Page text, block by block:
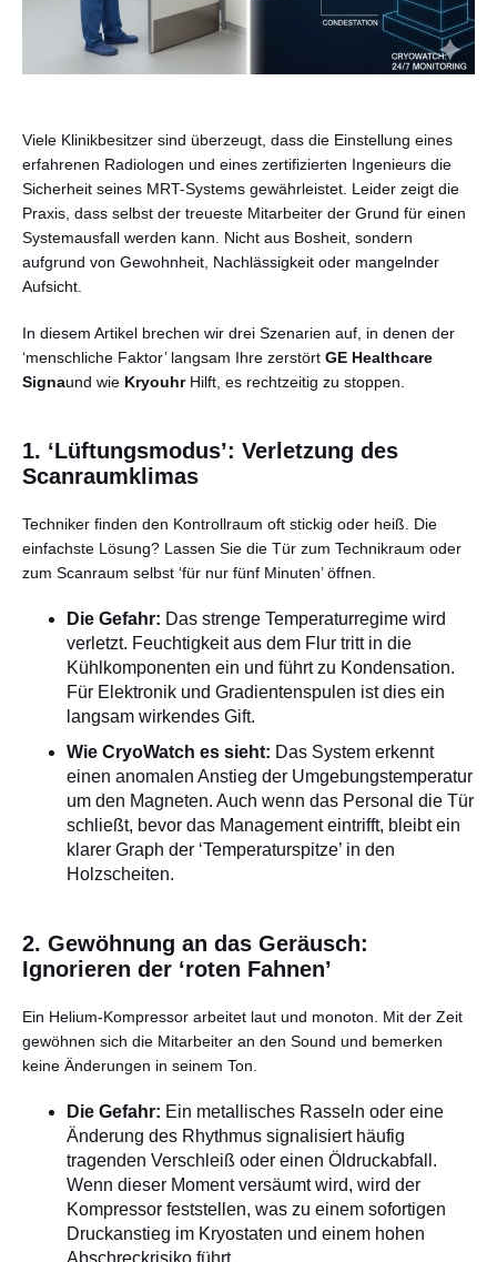
Viele Klinikbesitzer sind überzeugt, dass die Einstellung eines
erfahrenen Radiologen und eines zertifizierten Ingenieurs die
Sicherheit seines MRT-Systems gewährleistet. Leider zeigt die
Praxis, dass selbst der treueste Mitarbeiter der Grund für einen
Systemausfall werden kann. Nicht aus Bosheit, sondern
aufgrund von Gewohnheit, Nachlässigkeit oder mangelnder
Aufsicht.
In diesem Artikel brechen wir drei Szenarien auf, in denen der
‘menschliche Faktor’ langsam Ihre zerstört GE Healthcare
Signaund wie KryouhrHilft, es rechtzeitig zu stoppen.
1. ‘Lüftungsmodus’: Verletzung des
Scanraumklimas
Techniker finden den Kontrollraum oft stickig oder heiß. Die
einfachste Lösung? Lassen Sie die Tür zum Technikraum oder
zum Scanraum selbst ‘für nur fünf Minuten’ öffnen.
Die Gefahr: Das strenge Temperaturregime wird
verletzt. Feuchtigkeit aus dem Flur tritt in die
Kühlkomponenten ein und führt zu Kondensation.
Für Elektronik und Gradientenspulen ist dies ein
langsam wirkendes Gift.
Wie CryoWatch es sieht: Das System erkennt
einen anomalen Anstieg der Umgebungstemperatur
um den Magneten. Auch wenn das Personal die Tür
schließt, bevor das Management eintrifft, bleibt ein
klarer Graph der ‘Temperaturspitze’ in den
Holzscheiten.
2. Gewöhnung an das Geräusch:
Ignorieren der ‘roten Fahnen’
Ein Helium-Kompressor arbeitet laut und monoton. Mit der Zeit
gewöhnen sich die Mitarbeiter an den Sound und bemerken
keine Änderungen in seinem Ton.
Die Gefahr: Ein metallisches Rasseln oder eine
Änderung des Rhythmus signalisiert häufig
tragenden Verschleiß oder einen Öldruckabfall.
Wenn dieser Moment versäumt wird, wird der
Kompressor feststellen, was zu einem sofortigen
Druckanstieg im Kryostaten und einem hohen
Abschreckrisiko führt.